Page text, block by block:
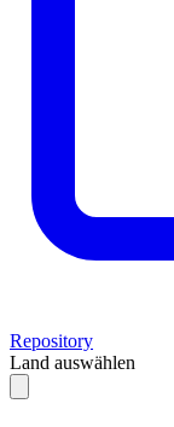
Repository
Land auswählen